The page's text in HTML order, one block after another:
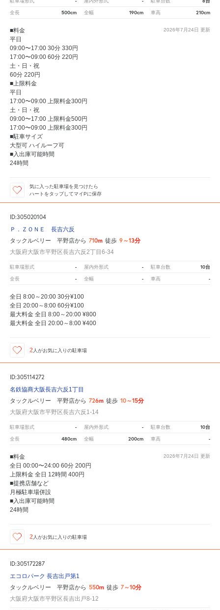
全長 500cm 全幅 190cm 車高 210cm
2026年7月24日 更新
■料金
平日
09:00〜17:00 30分 330円
17:00〜09:00 60分 220円
土・日・祝
60分 220円
■上限料金
平日
17:00〜09:00 上限料金300円
土・日・祝
09:00〜17:00 上限料金500円
17:00〜09:00 上限料金300円
■駐車サイズ
大型可 ハイルーフ可
■入出庫可能時間
24時間
気に入った駐車場を見つけたら
ハートをタップしてマイPに保存
ID:305020104
Ｐ．ＺＯＮＥ 長吉六反
タックルベリー 平野店から 710m 徒歩 9～13分
大阪府大阪市平野区長吉六反2丁目6-34
駐車場形式 - 屋内外形式 - 駐車台数 10台
全長 - 全幅 - 車高 -
全日 8:00～20:00 30分¥100
全日 20:00～8:00 60分¥100
最大料金 全日 8:00～20:00 ¥800
最大料金 全日 20:00～8:00 ¥400
2 人がお気に入りの駐車場
ID:305114272
名鉄協商大阪長吉六反1丁目
タックルベリー 平野店から 726m 徒歩 10～15分
大阪府大阪市平野区長吉六反1-14
駐車場形式 - 屋内外形式 - 駐車台数 10台
全長 480cm 全幅 200cm 車高 -
2026年7月24日 更新
■料金
全日 00:00〜24:00 60分 200円
上限料金 全日 12時間 400円
■提携店舗など
月極駐車場併設
■入出庫可能時間
24時間
2 人がお気に入りの駐車場
ID:305172287
エコロパーク 長吉出戸第1
タックルベリー 平野店から 550m 徒歩 7～10分
大阪府大阪市平野区長吉出戸8-12